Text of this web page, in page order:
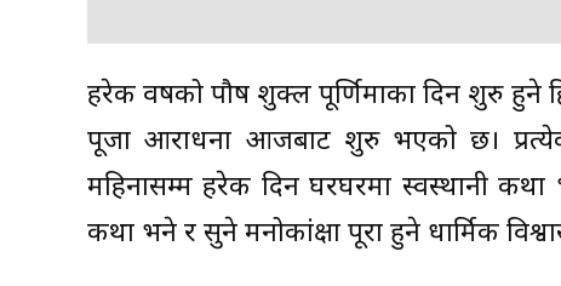
हरेक वर्षको पौष शुक्ल पूर्णिमाका दिन शुरु हुने
पूजा आराधना आजबाट शुरु भएको छ।
महिनासम्म हरेक दिन घरघरमा स्वस्थानी कथा
कथा भने र सुने मनोकांक्षा पूरा हुने धार्मिक